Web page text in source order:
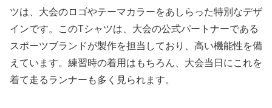
ツは、大会のロゴやテーマカラーをあしらった特別なデザ
インです。このTシャツは、大会の公式パートナーである
スポーツブランドが製作を担当しており、高い機能性を備
えています。練習時の着用はもちろん、大会当日にこれを
着て走るランナーも多く見られます。